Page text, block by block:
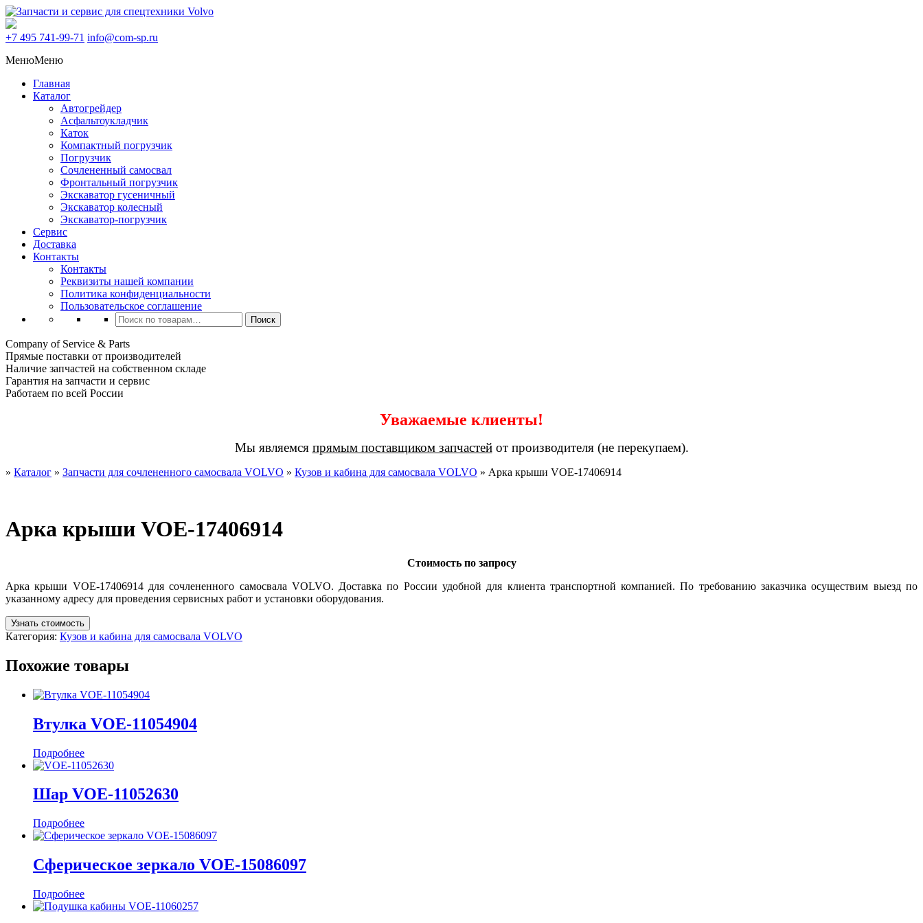
+7 495 741-99-71 info@com-sp.ru
МенюМеню
Главная
Каталог
Автогрейдер
Асфальтоукладчик
Каток
Компактный погрузчик
Погрузчик
Сочлененный самосвал
Фронтальный погрузчик
Экскаватор гусеничный
Экскаватор колесный
Экскаватор-погрузчик
Сервис
Доставка
Контакты
Контакты
Реквизиты нашей компании
Политика конфиденциальности
Пользовательское соглашение
Искать:
Поиск
Company of Service & Parts
Прямые поставки от производителей
Наличие запчастей на собственном складе
Гарантия на запчасти и сервис
Работаем по всей России
Уважаемые клиенты!
Мы являемся прямым поставщиком запчастейот производителя (не перекупаем).
» Каталог » Запчасти для сочлененного самосвала VOLVO » Кузов и кабина для самосвала VOLVO » Арка крыши VOE-17406914
Арка крыши VOE-17406914
Стоимость по запросу
Арка крыши VOE-17406914 для сочлененного самосвала VOLVO. Доставка по России удобной для клиента транспортной компанией. По требованию заказчика осуществим выезд по
указанному адресу для проведения сервисных работ и установки оборудования.
Узнать стоимость
Категория: Кузов и кабина для самосвала VOLVO
Похожие товары
Втулка VOE-11054904
Подробнее
Шар VOE-11052630
Подробнее
Сферическое зеркало VOE-15086097
Подробнее